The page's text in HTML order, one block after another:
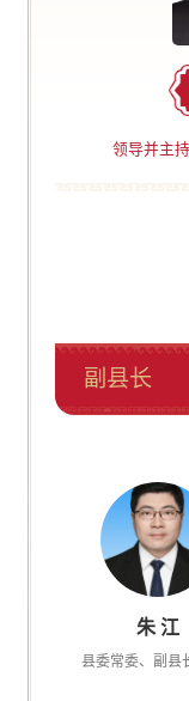
领导并主
副县长
朱 江
县委常委、副县